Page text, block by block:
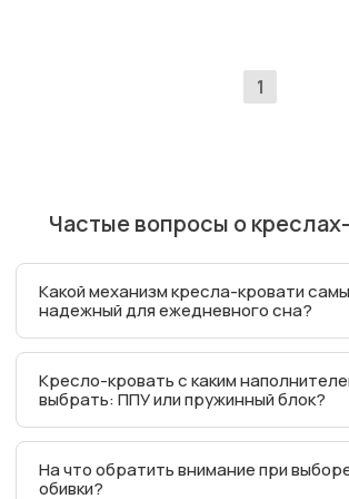
1
Частые вопросы о
Какой механизм кресла-кровати
надежный для ежедневного сна?
подходят механизмы "Аккордеон" и
металлокаркасе. Они рассчитаны на 10
трансформации и создают ровное
без значительных перепадов высоты.
Кресло-кровать с каким
выбрать: ППУ или пружинный блок?
Пружинный блок (особенно
На что обратить внимание при
обивки?